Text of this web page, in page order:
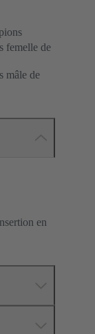
femelle de
mâle de
en